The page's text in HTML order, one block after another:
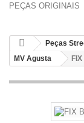
PEÇAS ORIGINAIS
Peças
MV Agusta